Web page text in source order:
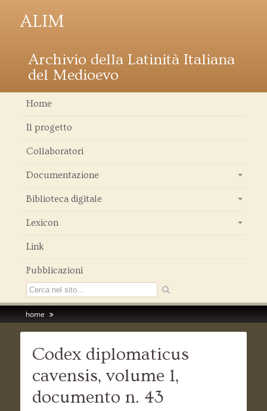
ALIM
Archivio della Latinità Italiana
del Medioevo
Home
Il progetto
Collaboratori
Documentazione
Biblioteca digitale
Lexicon
Link
Pubblicazioni
home
Codex diplomaticus
cavensis, volume 1,
documento n. 43